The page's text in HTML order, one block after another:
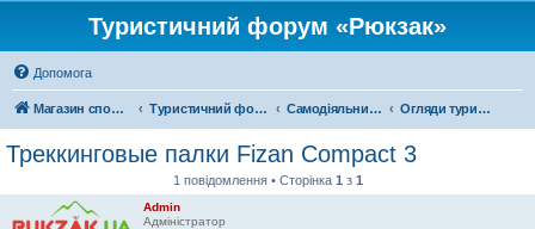
Туристичний форум «Рюкзак»
Допомога
Магазин спорядження Туристичний форум «Рюкзак» Самодіяльний туризм Огляди туристичного спорядження
Треккинговые палки Fizan Compact 3
1 повідомлення • Сторінка 1 з 1
Admin
Адміністратор